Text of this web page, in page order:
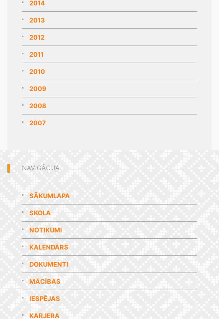
2014
2013
2012
2011
2010
2009
2008
2007
NAVIGĀCIJA
SĀKUMLAPA
SKOLA
NOTIKUMI
KALENDĀRS
DOKUMENTI
MĀCĪBAS
IESPĒJAS
KARJERA